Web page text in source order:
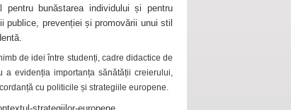
bunăstarea individului și pentru
publice, prevenției și promovării unui stil
de idei între studenți, cadre didactice de
a evidenția importanța sănătății creierului,
cu politicile și strategiile europene.